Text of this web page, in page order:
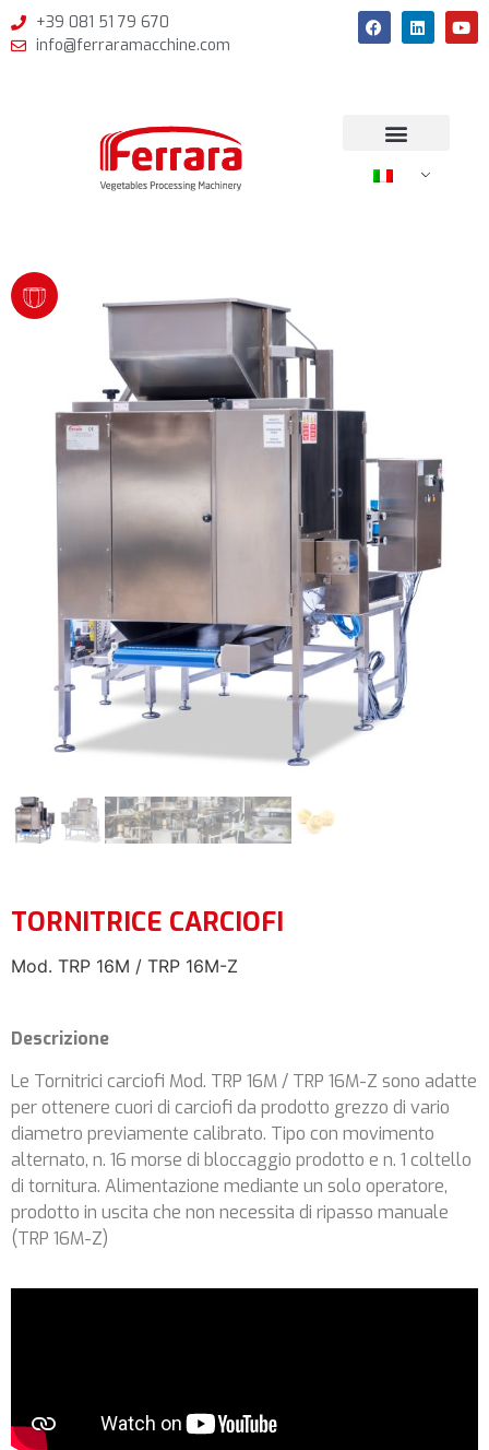
+39 081 51 79 670
info@ferraramacchine.com
TORNITRICE CARCIOFI
Mod. TRP 16M / TRP 16M-Z
Descrizione
Le Tornitrici carciofi Mod. TRP 16M / TRP 16M-Z sono adatte
per ottenere cuori di carciofi da prodotto grezzo di vario
diametro previamente calibrato. Tipo con movimento
alternato, n. 16 morse di bloccaggio prodotto e n. 1 coltello
di tornitura. Alimentazione mediante un solo operatore,
prodotto in uscita che non necessita di ripasso manuale
(TRP 16M-Z)